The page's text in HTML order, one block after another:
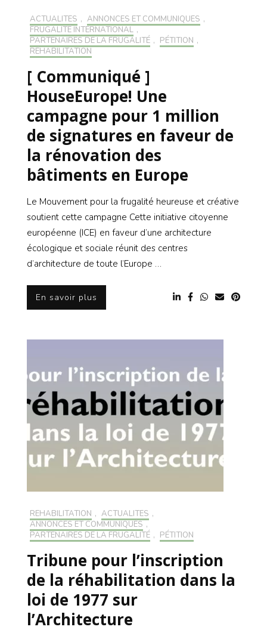
ACTUALITÉS , ANNONCES ET COMMUNIQUÉS ,
FRUGALITÉ INTERNATIONAL ,
PARTENAIRES DE LA FRUGALITÉ , PÉTITION ,
RÉHABILITATION
[ Communiqué ]
HouseEurope! Une
campagne pour 1 million
de signatures en faveur de
la rénovation des
bâtiments en Europe
Le Mouvement pour la frugalité heureuse et créative
soutient cette campagne Cette initiative citoyenne
européenne (ICE) en faveur d’une architecture
écologique et sociale réunit des centres
d’architecture de toute l’Europe …
En savoir plus
RÉHABILITATION , ACTUALITÉS ,
ANNONCES ET COMMUNIQUÉS ,
PARTENAIRES DE LA FRUGALITÉ , PÉTITION
Tribune pour l’inscription
de la réhabilitation dans la
loi de 1977 sur
l’Architecture